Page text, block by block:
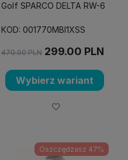
Golf SPARCO DELTA RW-6
KOD: 001770MBI1XSS
470.00 PLN 299.00 PLN
Wybierz wariant
Oszczędzasz 47%